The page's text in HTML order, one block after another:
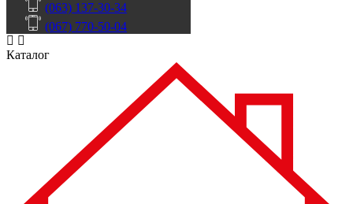
(063) 137-30-34
(067) 770-50-04
Каталог